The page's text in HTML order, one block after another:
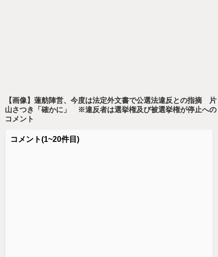
【画像】蓮舫陣営、今度は法定外文書で公選法違反との指摘 片
山さつき「確かに」 ※違反者は選挙権及び被選挙権が停止への
コメント
コメント(1~20件目)